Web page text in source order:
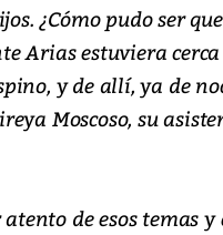
¿Cómo pudo ser
Arias estuviera
y de allí, ya de
Moscoso, su
de esos temas